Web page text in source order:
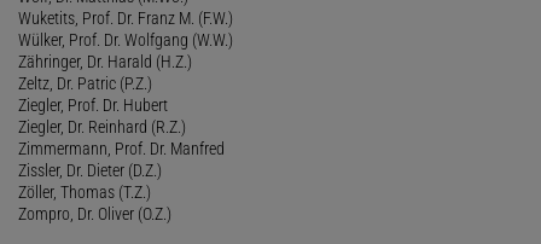
Wuketits, Prof. Dr. Franz M. (F.W.)
Wülker, Prof. Dr. Wolfgang (W.W.)
Zähringer, Dr. Harald (H.Z.)
Zeltz, Dr. Patric (P.Z.)
Ziegler, Prof. Dr. Hubert
Ziegler, Dr. Reinhard (R.Z.)
Zimmermann, Prof. Dr. Manfred
Zissler, Dr. Dieter (D.Z.)
Zöller, Thomas (T.Z.)
Zompro, Dr. Oliver (O.Z.)